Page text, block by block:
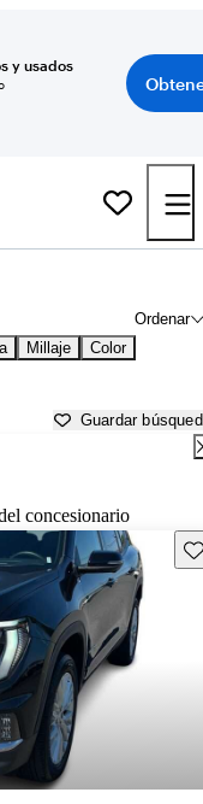
y usados
Ordenar
Millaje Color
Guardar
concesionario